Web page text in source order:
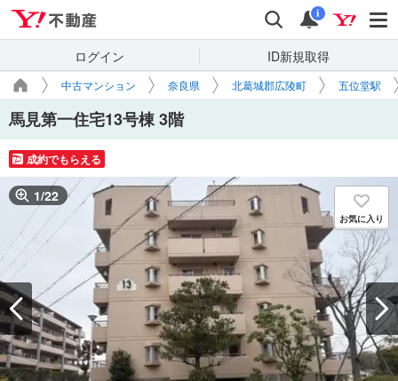
検索 通知
i
ログイン ID新規取得
中古マンション 奈良県 北葛城郡広陵町 五位堂駅
馬見第一住宅13号棟 3階
成約でもらえる
1/22
お気に入り